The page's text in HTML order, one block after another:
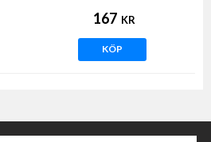
167 KR
KÖP